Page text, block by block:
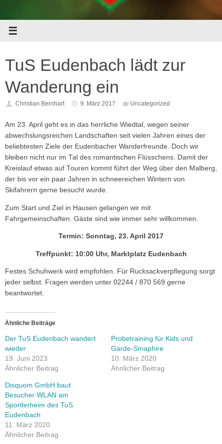
TuS Eudenbach lädt zur
Wanderung ein
Christian Bernhart 9. März 2017 Uncategorized
Am 23. April geht es in das herrliche Wiedtal, wegen seiner
abwechslungsreichen Landschaften seit vielen Jahren eines der
beliebtesten Ziele der Eudenbacher Wanderfreunde. Doch wir
bleiben nicht nur im Tal des romantischen Flüsschens. Damit der
Kreislauf etwas auf Touren kommt führt der Weg über den Malberg,
der bis vor ein paar Jahren in schneereichen Wintern von
Skifahrern gerne besucht wurde.
Zum Start und Ziel in Hausen gelangen wir mit
Fahrgemeinschaften. Gäste sind wie immer sehr willkommen.
Termin: Sonntag, 23. April 2017
Treffpunkt: 10:00 Uhr, Marktplatz Eudenbach
Festes Schuhwerk wird empfohlen. Für Rucksackverpflegung sorgt
jeder selbst. Fragen werden unter 02244 / 870 569 gerne
beantwortet.
Ähnliche Beiträge
Der TuS Eudenbach wandert
wieder
19. Juni 2023
Ähnlicher Beitrag
Probetraining für Kids und
Garde-Smaphire
10. März 2020
Ähnlicher Beitrag
Disquom GmbH baut
Besucher WLAN am
Sportlerheim des TuS
Eudenbach
11. März 2020
Ähnlicher Beitrag